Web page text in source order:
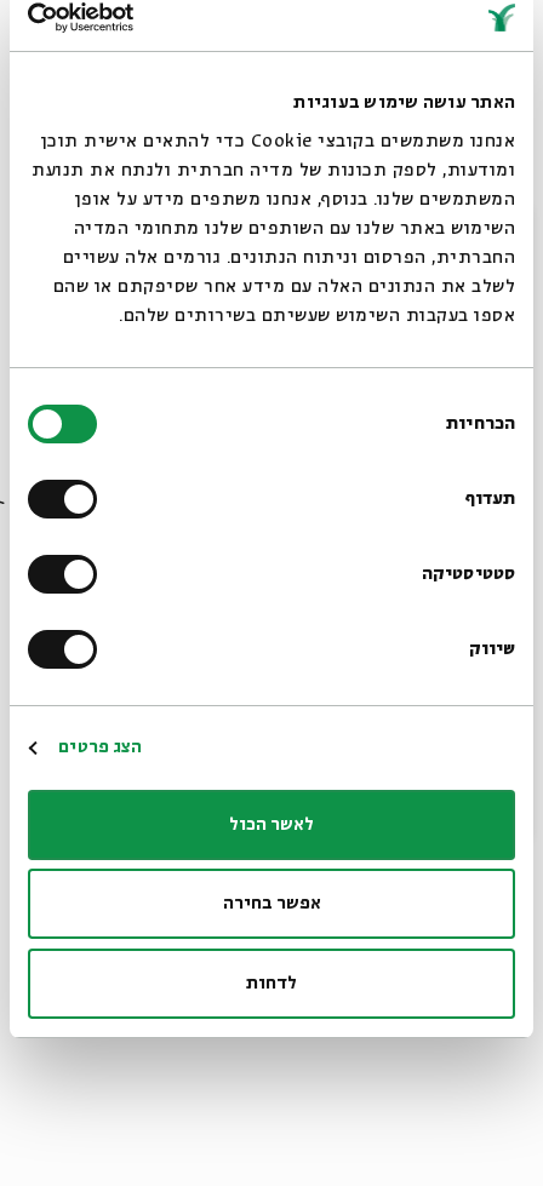
האתר עושה שימוש בעוגיות
אנחנו משתמשים בקובצי Cookie כדי להתאים אישית תוכן
ומודעות, לספק תכונות של מדיה חברתית ולנתח את תנועת
המשתמשים שלנו. בנוסף, אנחנו משתפים מידע על אופן
השימוש באתר שלנו עם השותפים שלנו מתחומי המדיה
החברתית, הפרסום וניתוח הנתונים. גורמים אלה עשויים
לשלב את הנתונים האלה עם מידע אחר שסיפקתם או שהם
אספו בעקבות השימוש שעשיתם בשירותים שלהם.
הסכמה
הכרחיות
תעדוף
סטטיסטיקה
שיווק
הצג פרטים
לאשר הכול
אפשר בחירה
לדחות
עַכְשָׁו הוּא זְמַן טוֹב לְהִתְכַּנֵּס בַּחֶדֶר.
לְהַחְלִיף דְּבָרִים עַל הַיּוֹם הַזֶּה
כְּאִלּוּ רַק הֹוֶה חָשׁוּב לָנוּ בִּכְלָל.
כָּאן, מְשׁוּכָה לָאֲדָמָה,
וְהַמִּכְתָּבִים לְמִיּוּן הֵם הַמִּכְתָּבִים שֶׁלָּנוּ,
(אורית גידלי)
סגור